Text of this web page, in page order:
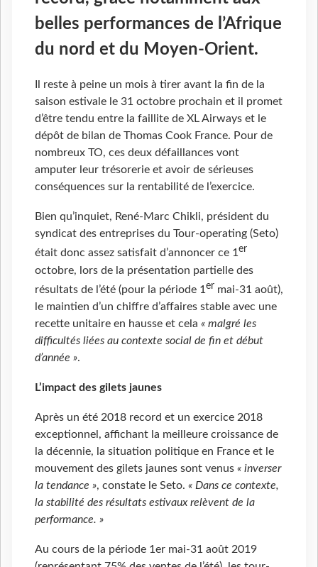
belles performances de l’Afrique
du nord et du Moyen-Orient.
Il reste à peine un mois à tirer avant la fin de la
saison estivale le 31 octobre prochain et il promet
d’être tendu entre la faillite de XL Airways et le
dépôt de bilan de Thomas Cook France. Pour de
nombreux TO, ces deux défaillances vont
amputer leur trésorerie et avoir de sérieuses
conséquences sur la rentabilité de l’exercice.
Bien qu’inquiet, René-Marc Chikli, président du
syndicat des entreprises du Tour-operating (Seto)
était donc assez satisfait d’annoncer ce 1er
octobre, lors de la présentation partielle des
résultats de l’été (pour la période 1er mai-31 août),
le maintien d’un chiffre d’affaires stable avec une
recette unitaire en hausse et cela « malgré les
difficultés liées au contexte social de fin et début
d’année ».
L’impact des gilets jaunes
Après un été 2018 record et un exercice 2018
exceptionnel, affichant la meilleure croissance de
la décennie, la situation politique en France et le
mouvement des gilets jaunes sont venus « inverser
la tendance », constate le Seto. « Dans ce contexte,
la stabilité des résultats estivaux relèvent de la
performance. »
Au cours de la période 1er mai-31 août 2019